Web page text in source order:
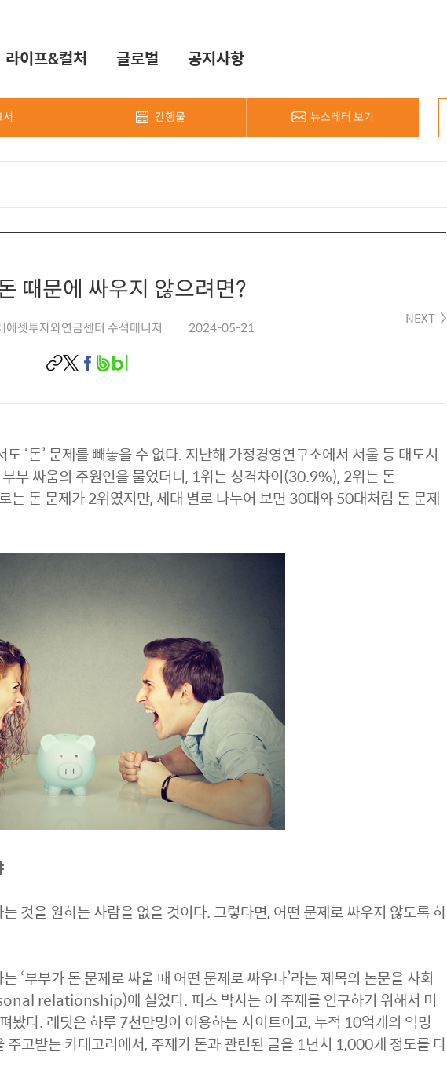
라이프&컬처 글로벌 공지사항
간행물 뉴스레터 보기
때문에 싸우지 않으려면?
에셋투자와연금센터 수석매니저 2024-05-21
NEXT
‘돈’ 문제를 빼놓을 수 없다. 지난해 가정경영연구소에서 서울 등 대도시
부 싸움의 주원인을 물었더니, 1위는 성격차이(30.9%), 2위는 돈
돈 문제가 2위였지만, 세대 별로 나누어 보면 30대와 50대처럼 돈 문제
것을 원하는 사람을 없을 것이다. 그렇다면, 어떤 문제로 싸우지 않도록 하
‘부부가 돈 문제로 싸울 때 어떤 문제로 싸우나’라는 제목의 논문을 사회
relationship)에 실었다. 피츠 박사는 이 주제를 연구하기 위해서 미
다. 레딧은 하루 7천만명이 이용하는 사이트이고, 누적 10억개의 익명
고받는 카테고리에서, 주제가 돈과 관련된 글을 1년치 1,000개 정도를 다